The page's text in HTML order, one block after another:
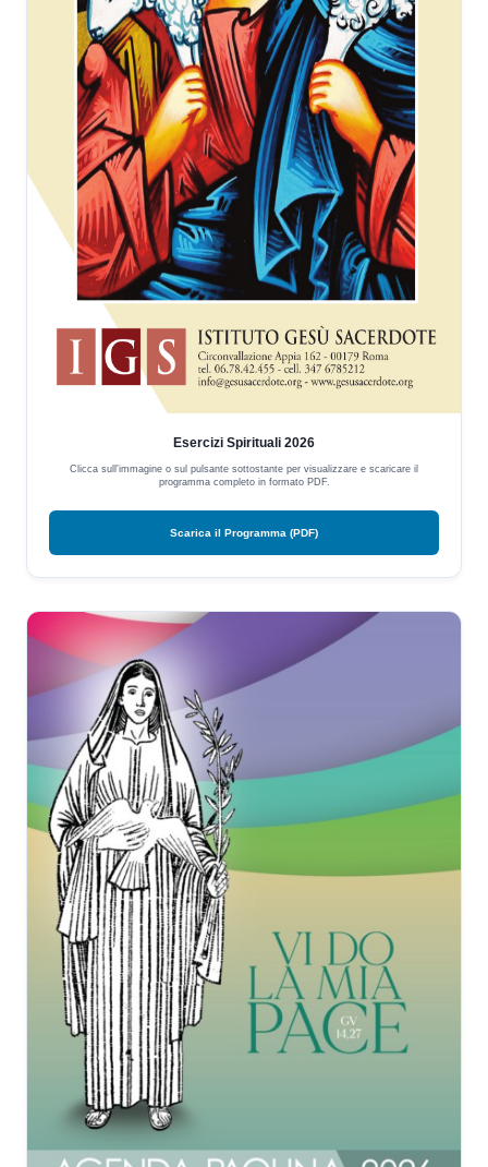
Esercizi Spirituali 2026
Clicca sull'immagine o sul pulsante sottostante per visualizzare e scaricare il
programma completo in formato PDF.
Scarica il Programma (PDF)